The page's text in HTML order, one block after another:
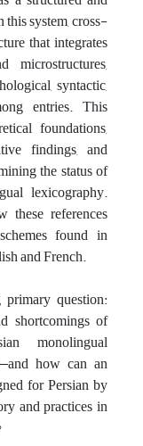
system, cross-
that integrates
microstructures,
syntactic,
entries. This
foundations,
findings, and
the status of
lexicography.
these references
found in
and French.
question:
shortcomings of
monolingual
how can an
for Persian by
and practices in